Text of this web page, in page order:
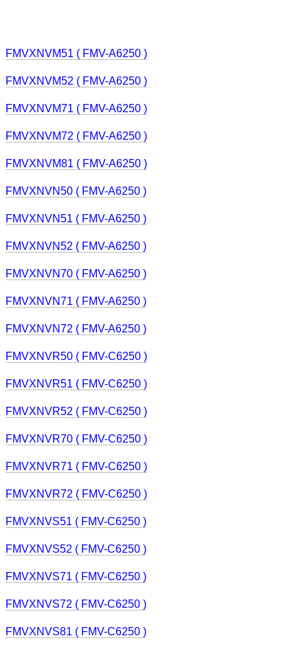
FMVXNVM51 ( FMV-A6250 )
FMVXNVM52 ( FMV-A6250 )
FMVXNVM71 ( FMV-A6250 )
FMVXNVM72 ( FMV-A6250 )
FMVXNVM81 ( FMV-A6250 )
FMVXNVN50 ( FMV-A6250 )
FMVXNVN51 ( FMV-A6250 )
FMVXNVN52 ( FMV-A6250 )
FMVXNVN70 ( FMV-A6250 )
FMVXNVN71 ( FMV-A6250 )
FMVXNVN72 ( FMV-A6250 )
FMVXNVR50 ( FMV-C6250 )
FMVXNVR51 ( FMV-C6250 )
FMVXNVR52 ( FMV-C6250 )
FMVXNVR70 ( FMV-C6250 )
FMVXNVR71 ( FMV-C6250 )
FMVXNVR72 ( FMV-C6250 )
FMVXNVS51 ( FMV-C6250 )
FMVXNVS52 ( FMV-C6250 )
FMVXNVS71 ( FMV-C6250 )
FMVXNVS72 ( FMV-C6250 )
FMVXNVS81 ( FMV-C6250 )